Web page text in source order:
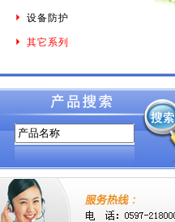
设备防护
其它系列